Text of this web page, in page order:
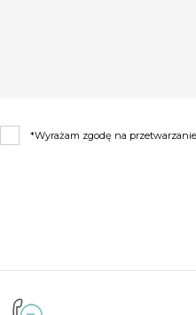
*Wyrażam zgodę na